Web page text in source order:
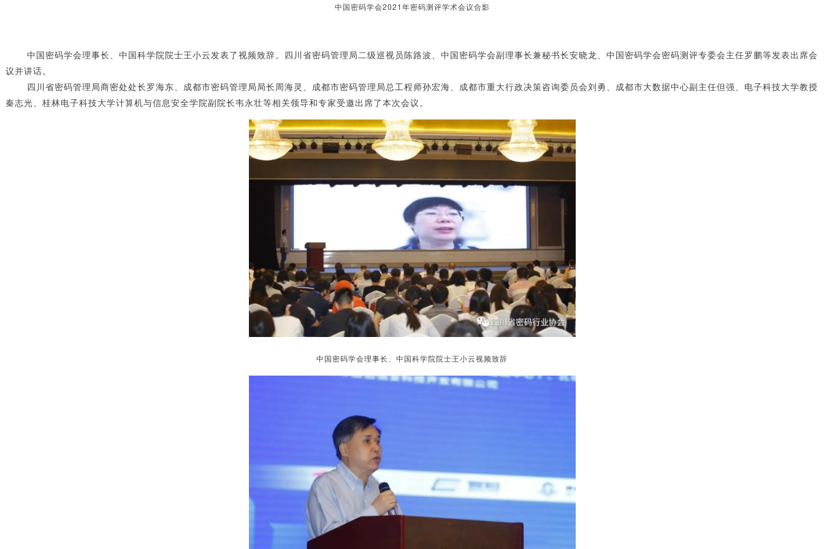
中国密码学会2021年密码测评学术会议合影
中国密码学会理事长、中国科学院院士王小云发表了视频致辞。四川省密码管理局二级巡视员陈路波、中国密码学会副理事长兼秘书长安晓龙、中国密码学会密码测评专委会主任罗鹏等发表出席会
议并讲话。
四川省密码管理局商密处处长罗海东、成都市密码管理局局长周海灵、成都市密码管理局总工程师孙宏海、成都市重大行政决策咨询委员会刘勇、成都市大数据中心副主任但强、电子科技大学教授
秦志光、桂林电子科技大学计算机与信息安全学院副院长韦永壮等相关领导和专家受邀出席了本次会议。
中国密码学会理事长、中国科学院院士王小云视频致辞